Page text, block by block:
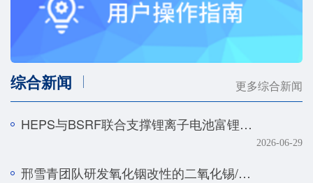
综合新闻 更多综合新闻
HEPS与BSRF联合支撑锂离子电池富锂正极快速化成机制研究
2026-06-29
邢雪青团队研发氧化铟改性的二氧化锡/石墨烯复合催化剂——实现强酸体系下工业级电流密度的高效二氧化碳-甲酸转化